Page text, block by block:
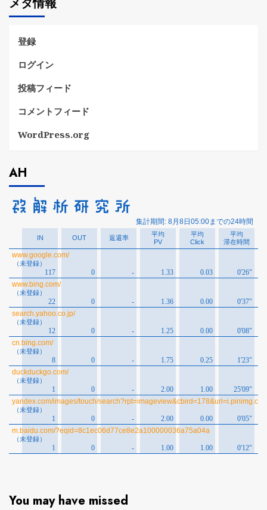
リ
ー
登録
ログイン
投稿フィード
コメントフィード
WordPress.org
AH
You may have missed